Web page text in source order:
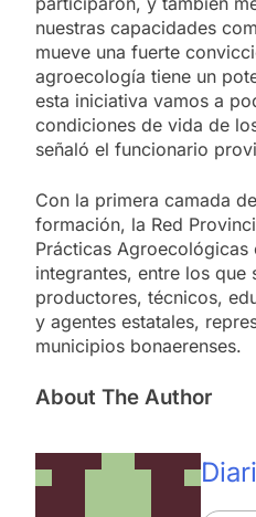
nuestras capacidades
mueve una fuerte
agroecología tiene un
esta iniciativa vamos a
condiciones de vida de
señaló el funcionario
Con la primera camada
formación, la Red
Prácticas Agroecológicas
integrantes, entre los que
productores, técnicos,
y agentes estatales,
municipios bonaerenses.
About The Author